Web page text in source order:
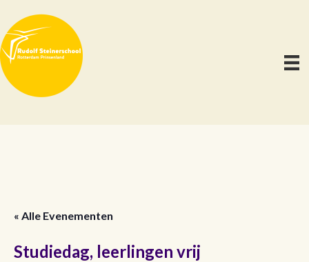
« Alle Evenementen
Studiedag, leerlingen vrij